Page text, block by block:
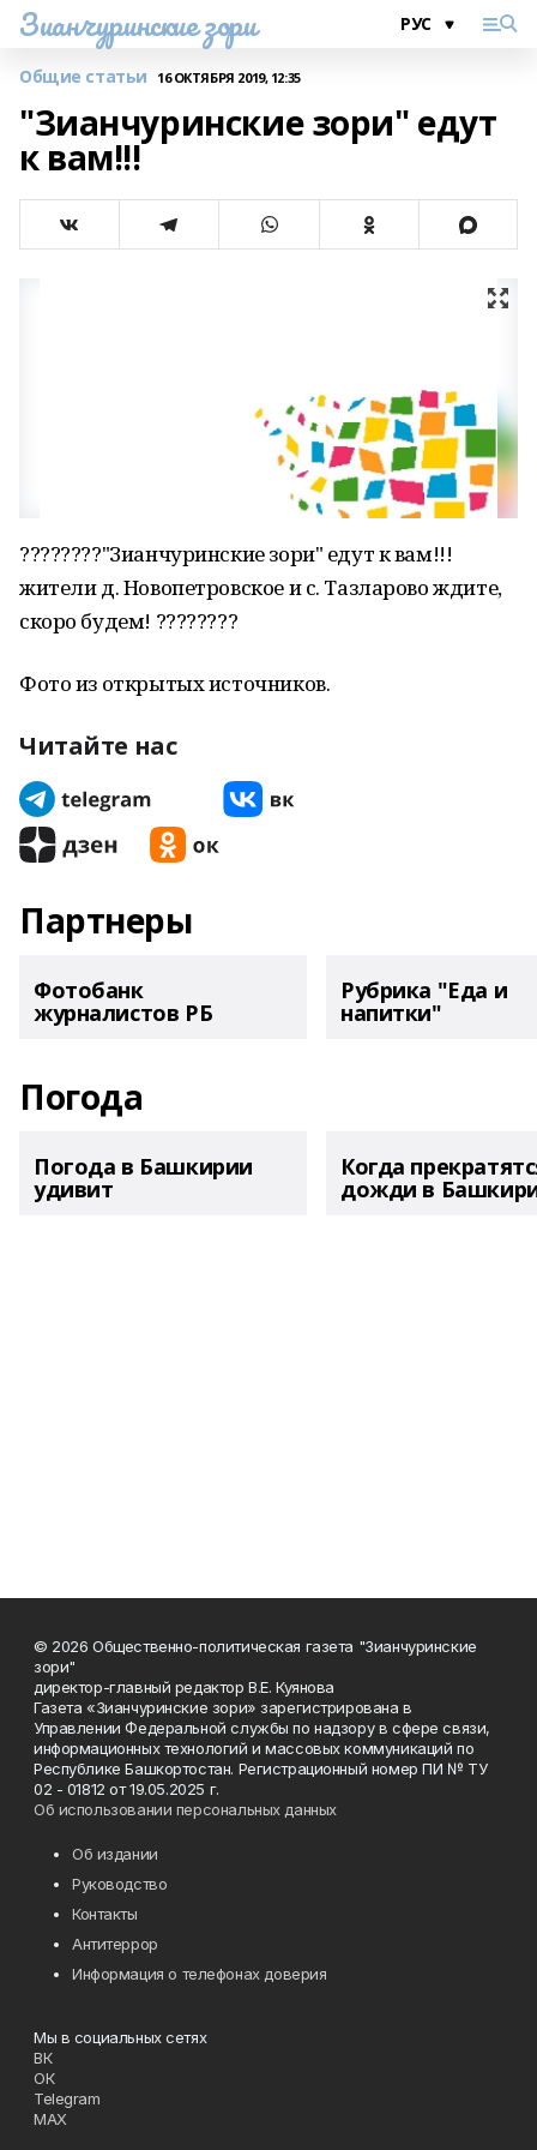
Зианчуринские зори
Общие статьи 16 ОКТЯБРЯ 2019, 12:35
"Зианчуринские зори" едут
к вам!!!
????????"Зианчуринские зори" едут к вам!!!
жители д. Новопетровское и с. Тазларово ждите,
скоро будем! ????????
Фото из открытых источников.
Читайте нас
Партнеры
Фотобанк
журналистов РБ
Рубрика "Еда и
напитки"
Погода
Погода в Башкирии
удивит
Когда
дожди в
© 2026 Общественно-политическая газета "Зианчуринские
зори"
директор-главный редактор В.Е. Куянова
Газета «Зианчуринские зори» зарегистрирована в
Управлении Федеральной службы по надзору в сфере связи,
информационных технологий и массовых коммуникаций по
Республике Башкортостан. Регистрационный номер ПИ № ТУ
02 - 01812 от 19.05.2025 г.
Об использовании персональных данных
Об издании
Руководство
Контакты
Антитеррор
Информация о телефонах доверия
Мы в социальных сетях
ВК
ОК
Telegram
MAX